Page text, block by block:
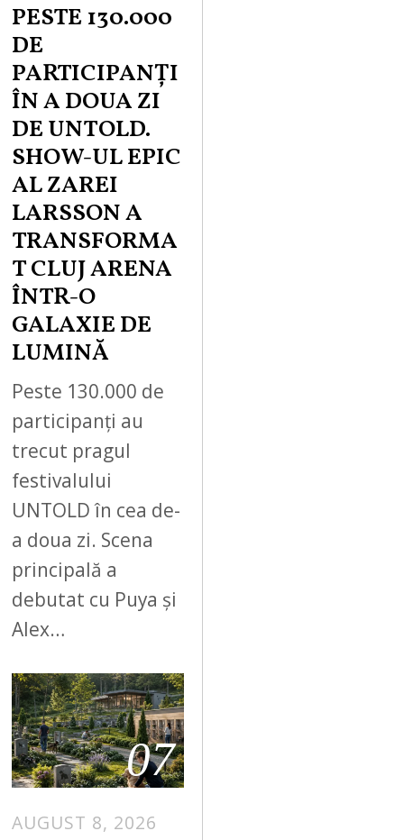
PESTE 130.000
DE
PARTICIPANȚI
ÎN A DOUA ZI
DE UNTOLD.
SHOW-UL EPIC
AL ZAREI
LARSSON A
TRANSFORMA
T CLUJ ARENA
ÎNTR-O
GALAXIE DE
LUMINĂ
Peste 130.000 de
participanți au
trecut pragul
festivalului
UNTOLD în cea de-
a doua zi. Scena
principală a
debutat cu Puya și
Alex…
07
AUGUST 8, 2026